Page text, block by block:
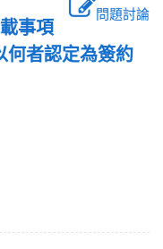
問題討論
事項
何者認定為簽約